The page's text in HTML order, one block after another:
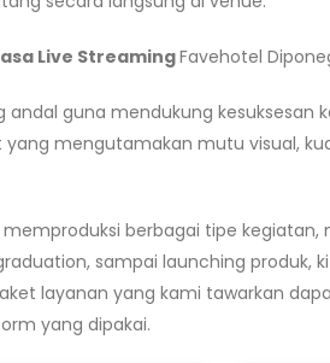
Live StreamingFavehotel
guna mendukung kesuksesan
mengutamakan mutu visual,
berbagai tipe kegiatan,
sampai launching
layanan yang kami tawarkan
yang dipakai.